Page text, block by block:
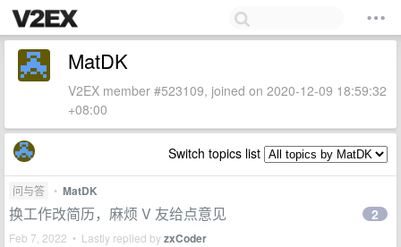
MatDK
V2EX member #523109, joined on 2020-12-09 18:59:32
+08:00
Switch topics list
问与答 • MatDK
换工作改简历，麻烦 V 友给点意见
Feb 7, 2022 • Lastly replied byzxCoder
2